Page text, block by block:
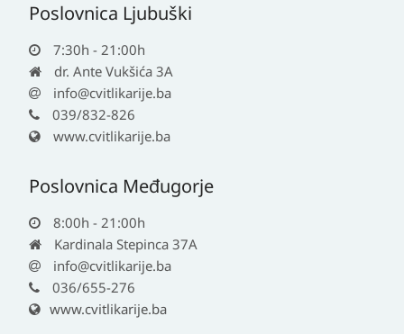
Poslovnica Ljubuški
7:30h - 21:00h
dr. Ante Vukšića 3A
info@cvitlikarije.ba
039/832-826
www.cvitlikarije.ba
Poslovnica Međugorje
8:00h - 21:00h
Kardinala Stepinca 37A
info@cvitlikarije.ba
036/655-276
www.cvitlikarije.ba